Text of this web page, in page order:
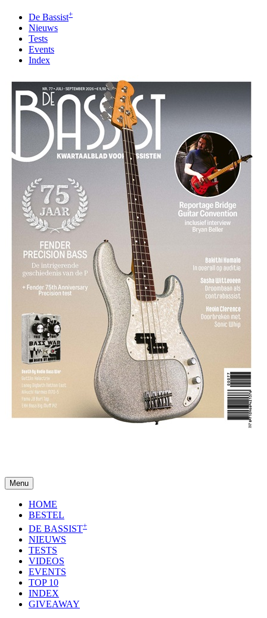
De Bassist+
Nieuws
Tests
Events
Index
Menu
HOME
BESTEL
DE BASSIST+
NIEUWS
TESTS
VIDEOS
EVENTS
TOP 10
INDEX
GIVEAWAY